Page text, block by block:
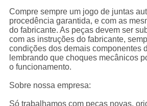
Compre sempre um jogo de juntas
procedência garantida, e com as
do fabricante. As peças devem ser
com as instruções do fabricante,
condições dos demais componentes
lembrando que choques mecânicos
o funcionamento.
Sobre nossa empresa:
Só trabalhamos com peças novas,